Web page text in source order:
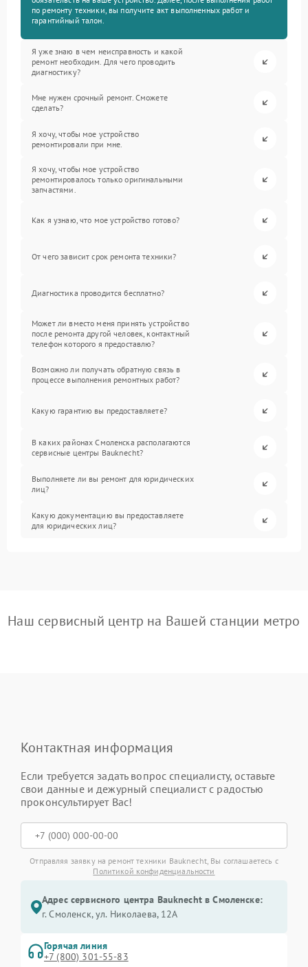
по ремонту техники, вы получите акт выполненных работ и
гарантийный талон.
Я уже знаю в чем неисправность и какой
ремонт необходим. Для чего проводить
диагностику?
Мне нужен срочный ремонт. Сможете
сделать?
Я хочу, чтобы мое устройство
ремонтировали при мне.
Я хочу, чтобы мое устройство
ремонтировалось только оригинальными
запчастями.
Как я узнаю, что мое устройство готово?
От чего зависит срок ремонта техники?
Диагностика проводится бесплатно?
Может ли вместо меня принять устройство
после ремонта другой человек, контактный
телефон которого я предоставлю?
Возможно ли получать обратную связь в
процессе выполнения ремонтных работ?
Какую гарантию вы предоставляете?
В каких районах Смоленска располагаются
сервисные центры Bauknecht?
Выполняете ли вы ремонт для юридических
лиц?
Какую документацию вы предоставляете
для юридических лиц?
Наш сервисный центр на Вашей станции метро
Контактная информация
Если требуется задать вопрос специалисту, оставьте
свои данные и дежурный специалист с радостью
проконсультирует Вас!
Отправляя заявку на ремонт техники Bauknecht, Вы соглашаетесь с
Политикой конфиденциальности
Адрес сервисного центра Bauknecht в Смоленске:
г. Смоленск, ул. Николаева, 12А
Горячая линия
+7 (800) 301-55-83